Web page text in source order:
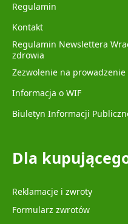
Regulamin
Kontakt
Regulamin Newslettera
zdrowia
Zezwolenie na prowadzenie
Informacja o WIF
Biuletyn Informacji
Dla
Reklamacje i zwroty
Formularz zwrotów